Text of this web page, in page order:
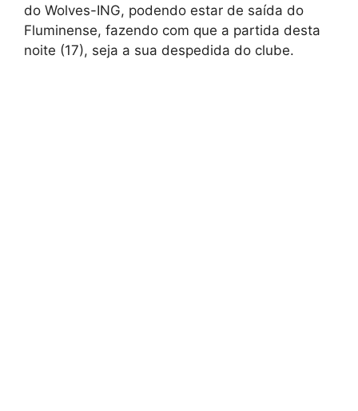
do Wolves-ING, podendo estar de saída do
Fluminense, fazendo com que a partida desta
noite (17), seja a sua despedida do clube.